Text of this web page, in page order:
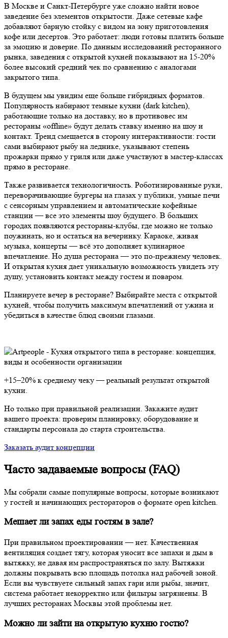
В Москве и Санкт-Петербурге уже сложно найти новое
заведение без элементов открытости. Даже сетевые кафе
добавляют барную стойку с видом на зону приготовления
кофе или десертов. Это работает: люди готовы платить больше
за эмоцию и доверие. По данным исследований ресторанного
рынка, заведения с открытой кухней показывают на 15-20%
более высокий средний чек по сравнению с аналогами
закрытого типа.
В будущем мы увидим еще больше гибридных форматов.
Популярность набирают темные кухни (dark kitchen),
работающие только на доставку, но в противовес им
рестораны «offline» будут делать ставку именно на шоу и
контакт. Тренд смещается в сторону интерактивности: гости
сами выбирают рыбу на леднике, указывают степень
прожарки прямо у гриля или даже участвуют в мастер-классах
прямо в ресторане.
Также развивается технологичность. Роботизированные руки,
переворачивающие бургеры на глазах у публики, умные печи
с сенсорным управлением и автоматические кофейные
станции — все это элементы шоу будущего. В больших
городах появляются рестораны-клубы, где можно не только
поужинать, но и остаться на вечеринку. Караоке, живая
музыка, концерты — всё это дополняет кулинарное
впечатление. Но душа ресторана — это по-прежнему человек.
И открытая кухня дает уникальную возможность увидеть эту
душу, установить контакт между гостем и поваром.
Планируете вечер в ресторане? Выбирайте места с открытой
кухней, чтобы получить максимум впечатлений от ужина и
убедиться в качестве блюд своими глазами.
+15–20% к среднему чеку — реальный результат открытой
кухни.
Но только при правильной реализации. Закажите аудит
вашего проекта: проверим планировку, оборудование и
стандарты персонала до старта строительства.
Заказать аудит концепции
Часто задаваемые вопросы (FAQ)
Мы собрали самые популярные вопросы, которые возникают
у гостей и начинающих рестораторов о формате open kitchen.
Мешает ли запах еды гостям в зале?
При правильном проектировании — нет. Качественная
вентиляция создает тягу, которая уносит все запахи и дым в
вытяжку, не давая им распространяться по залу. Вытяжки
должны покрывать всю площадь потолка над рабочей зоной.
Если вы чувствуете сильный запах гари или рыбы, значит,
система работает некорректно или фильтры загрязнены. В
лучших ресторанах Москвы этой проблемы нет.
Можно ли зайти на открытую кухню гостю?